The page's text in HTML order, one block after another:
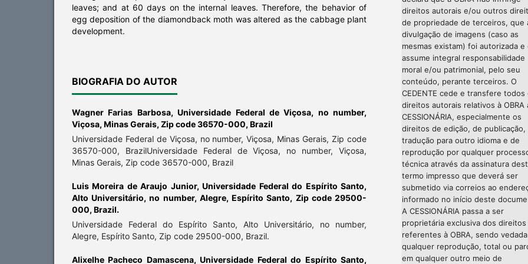
leaves; and at 60 days on the internal leaves. Therefore, the behavior of
egg deposition of the diamondback moth was altered as the cabbage plant
development.
BIOGRAFIA DO AUTOR
Wagner Farias Barbosa,Universidade Federal de Viçosa, no number,
Viçosa, Minas Gerais, Zip code 36570-000, Brazil
Universidade Federal de Viçosa, no number, Viçosa, Minas Gerais, Zip code
36570-000, BrazilUniversidade Federal de Viçosa, no number, Viçosa,
Minas Gerais, Zip code 36570-000, Brazil
Luis Moreira de Araujo Junior,Universidade Federal do Espírito Santo,
Alto Universitário, no number, Alegre, Espírito Santo, Zip code 29500-
000, Brazil.
Universidade Federal do Espírito Santo, Alto Universitário, no number,
Alegre, Espírito Santo, Zip code 29500-000, Brazil.
Alixelhe Pacheco Damascena,Universidade Federal do Espírito Santo,
direitos autorais e/ou outros
de propriedade de terceiros, que
divulgação de imagens (caso as
mesmas existam) foi autorizada e
assume integral responsabilidade
moral e/ou patrimonial, pelo seu
conteúdo, perante terceiros. O
CEDENTE cede e transfere todos
direitos autorais relativos à OBRA
CESSIONÁRIA, especialmente os
direitos de edição, de publicação,
tradução para outro idioma e de
reprodução por qualquer
técnica através da assinatura
termo impresso que deverá ser
submetido via correios ao
informado no início deste
A CESSIONÁRIA passa a ser
proprietária exclusiva dos direitos
referentes à OBRA, sendo vedada
qualquer reprodução, total ou
em qualquer outro meio de